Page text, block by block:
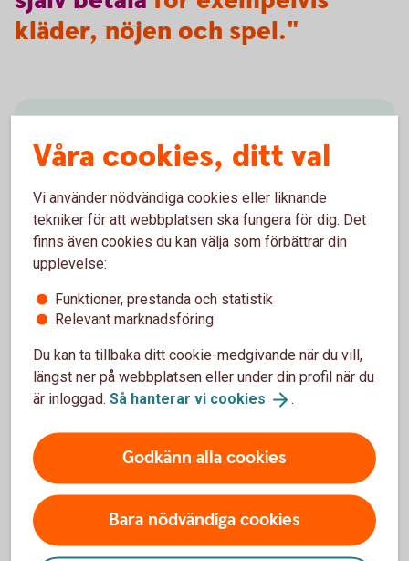
kläder, nöjen och spel."
Spara till barn
Hur vill du spara till ditt barn?
Börja spara tillbarn
På kontot kan barn få in sina pengar och sköta sina
betalningar. Swish och bankkort kan kopplas till
Ungdomskonto
Våra cookies, ditt val
Vi använder nödvändiga cookies eller liknande
tekniker för att webbplatsen ska fungera för dig. Det
finns även cookies du kan välja som förbättrar din
upplevelse:
Funktioner, prestanda och statistik
Relevant marknadsföring
Du kan ta tillbaka ditt cookie-medgivande när du vill,
längst ner på webbplatsen eller under din profil när du
är inloggad. Så hanterar vi cookies .
Godkänn alla cookies
Bara nödvändiga cookies